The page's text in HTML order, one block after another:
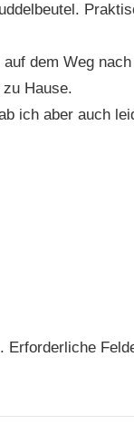
dem Weg
Hause.
ich aber auch
Erforderliche